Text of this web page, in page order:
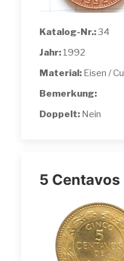
Katalog-Nr.:34
Jahr: 1992
Material: Eisen / Cu
Bemerkung:
Doppelt: Nein
5 Centavos